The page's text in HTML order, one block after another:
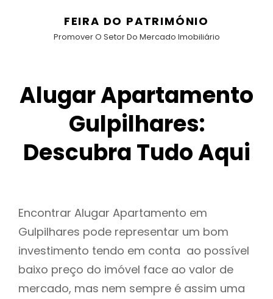
FEIRA DO PATRIMÓNIO
Promover O Setor Do Mercado Imobiliário
Alugar Apartamento
Gulpilhares:
Descubra Tudo Aqui
Encontrar Alugar Apartamento em
Gulpilhares pode representar um bom
investimento tendo em conta ao possível
baixo preço do imóvel face ao valor de
mercado, mas nem sempre é assim uma